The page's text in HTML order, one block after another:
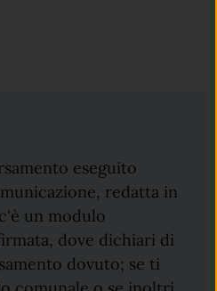
eseguito
redatta in
un modulo
dove dichiari di
dovuto; se ti